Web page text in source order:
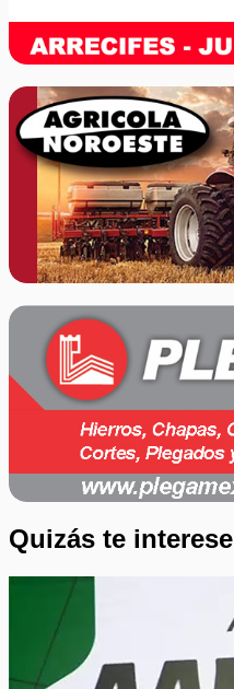
Quizás te interese